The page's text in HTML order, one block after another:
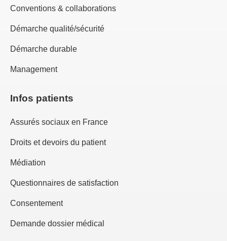
Conventions & collaborations
Démarche qualité/sécurité
Démarche durable
Management
Infos patients
Assurés sociaux en France
Droits et devoirs du patient
Médiation
Questionnaires de satisfaction
Consentement
Demande dossier médical